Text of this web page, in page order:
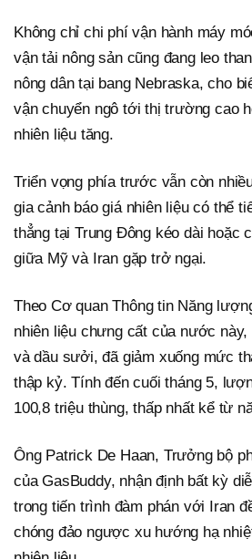
Không chỉ chi phí vận hành máy
vận tải nông sản cũng đang leo
nông dân tại bang Nebraska, cho
vận chuyển ngô tới thị trường cao
nhiên liệu tăng.
Triển vọng phía trước vẫn còn
gia cảnh báo giá nhiên liệu có thể
thẳng tại Trung Đông kéo dài hoặc
giữa Mỹ và Iran gặp trở ngại.
Theo Cơ quan Thông tin Năng
nhiên liệu chưng cất của nước này,
và dầu sưởi, đã giảm xuống mức
thập kỷ. Tính đến cuối tháng 5,
100,8 triệu thùng, thấp nhất kể từ
Ông Patrick De Haan, Trưởng bộ
của GasBuddy, nhận định bất kỳ
trong tiến trình đàm phán với Iran
chóng đảo ngược xu hướng hạ